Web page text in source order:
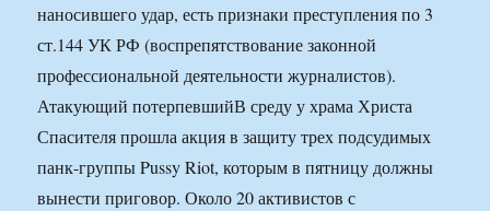
наносившего удар, есть признаки преступления по 3
ст.144 УК РФ (воспрепятствование законной
профессиональной деятельности журналистов).
Атакующий потерпевшийВ среду у храма Христа
Спасителя прошла акция в защиту трех подсудимых
панк-группы Pussy Riot, которым в пятницу должны
вынести приговор. Около 20 активистов с